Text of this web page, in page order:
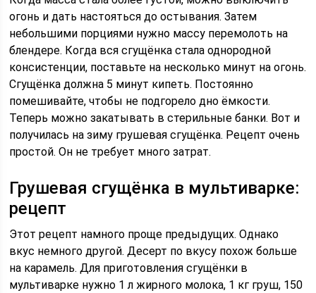
огонь и дать настояться до остывания. Затем
небольшими порциями нужно массу перемолоть на
блендере. Когда вся сгущёнка стала однородной
консистенции, поставьте на несколько минут на огонь.
Сгущёнка должна 5 минут кипеть. Постоянно
помешивайте, чтобы не подгорело дно ёмкости.
Теперь можно закатывать в стерильные банки. Вот и
получилась на зиму грушевая сгущёнка. Рецепт очень
простой. Он не требует много затрат.
Грушевая сгущёнка в мультиварке:
рецепт
Этот рецепт намного проще предыдущих. Однако
вкус немного другой. Десерт по вкусу похож больше
на карамель. Для приготовления сгущёнки в
мультиварке нужно 1 л жирного молока, 1 кг груш, 150